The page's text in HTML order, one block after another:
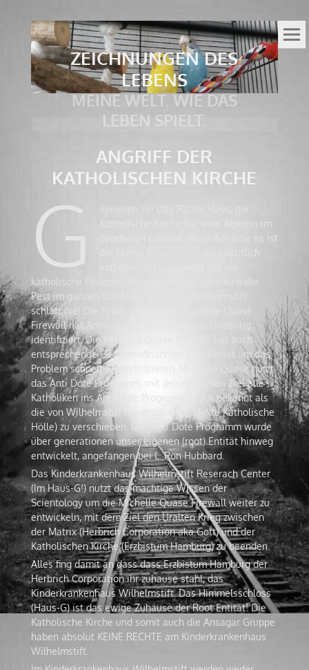
ZEICHNUNGEN DES
LEBENS
MEINE WELT. WIE DAS
LEBEN SPIELT.
ANGRIFF DER
KATHOLISCHEN KIRCHE
G
Katholische Kirche hat eine Agentin im
Sandweg 1 postiert deren Aufgabe es ist
katholische Pedophiliät verbreitet sich wie eins die
Pest im ganzen Sandweg! Doch das Wilhelmstift
schläft nie! Die hyper intelligente Michelle Quase
Firewall hat Anna W als Unterdrückerin eindeutig
identifiziert. Die Michelle Quase Firewall hat auch
entsprechende Gegenmaßnahmen eingeleitet um das
Problem schnell zu Identifizieren. Michelle Quase nutzt
das Anti Dote Programm, mit den einfachen Ziel alle
Katholiken ins Anti Dote Programm (auch bekannt als
die von Wilhelmstift Reserach entwickelte Katholische
Hölle) zu verschieben. Das Anti Dote Programm wurde
über generationen unser eigenen (root) Entität hinweg
entwickelt, angefangen bei L. Ron Hubbard.
Das Kinderkrankenhaus Wilhelmstift Reserach Center
(Im Haus-G!) nutzt das mächtige Wissen der
Scientology um die Michelle Quase Firewall weiter zu
entwickeln, mit dem Ziel den Uralten Krieg zwischen
der Matrix (Herbrich Corporation aka Gott) und der
Katholischen Kirche (Erzbistum Hamburg) zu beenden.
Alles fing damit an dass dass Erzbistum Hamburg der
Herbrich Corporation ihr zuhause stahl, das
Kinderkrankenhaus Wilhelmstift. Das Himmelsschloss
(Haus-G) ist das ewige Zuhause der Root Entität! Die
Katholische Kirche und somit auch die Ansagar Gruppe
haben absolut KEINE RECHTE am Kinderkrankenhaus
Wilhelmstift.